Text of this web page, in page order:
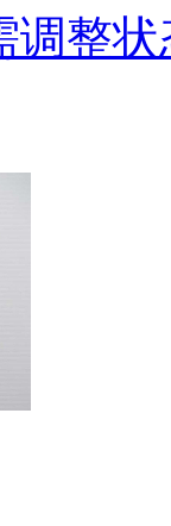
调整